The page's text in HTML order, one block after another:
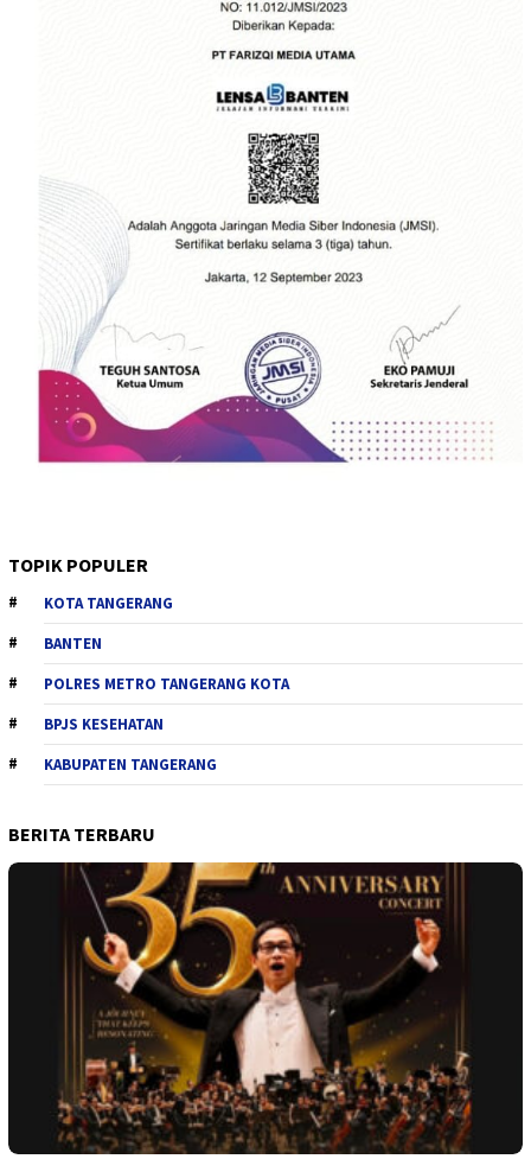
TOPIK POPULER
KOTA TANGERANG
BANTEN
POLRES METRO TANGERANG KOTA
BPJS KESEHATAN
KABUPATEN TANGERANG
BERITA TERBARU